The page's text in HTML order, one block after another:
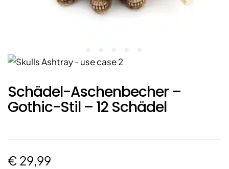
Schädel-Aschenbecher –
Gothic-Stil – 12 Schädel
€ 29,99